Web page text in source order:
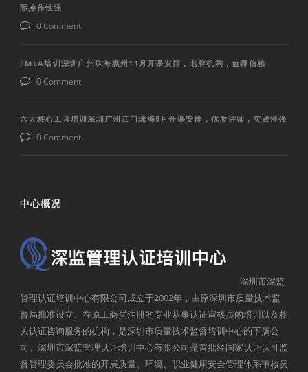
际操作性强
0 Comment
FMEA培训深圳广州珠海惠州11月开课安排，老牌机构，值得信赖
0 Comment
六大核心工具培训深圳广州江门珠海9月开课安排，优质讲师，实践性强
0 Comment
中心概况
深圳市深监
管理认证培训中心有限公司成立于2002年，由原深圳市质量技术监
督局批准设立、在原工商局注册的专业从事认证审核员的培训以及相
关认证咨询服务的机构，是深圳市质量技术监督培训中心的下属公
司。深圳市深监管理认证培训中心有限公司是首批经国家认证认可监
督管理委员会批准的开展质量、环境、职业健康安全管理体系审核员